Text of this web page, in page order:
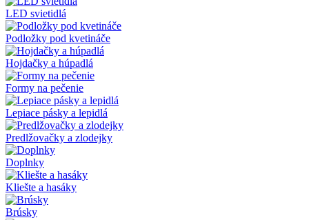
LED svietidlá
Podložky pod kvetináče
Hojdačky a húpadlá
Formy na pečenie
Lepiace pásky a lepidlá
Predlžovačky a zlodejky
Doplnky
Kliešte a hasáky
Brúsky